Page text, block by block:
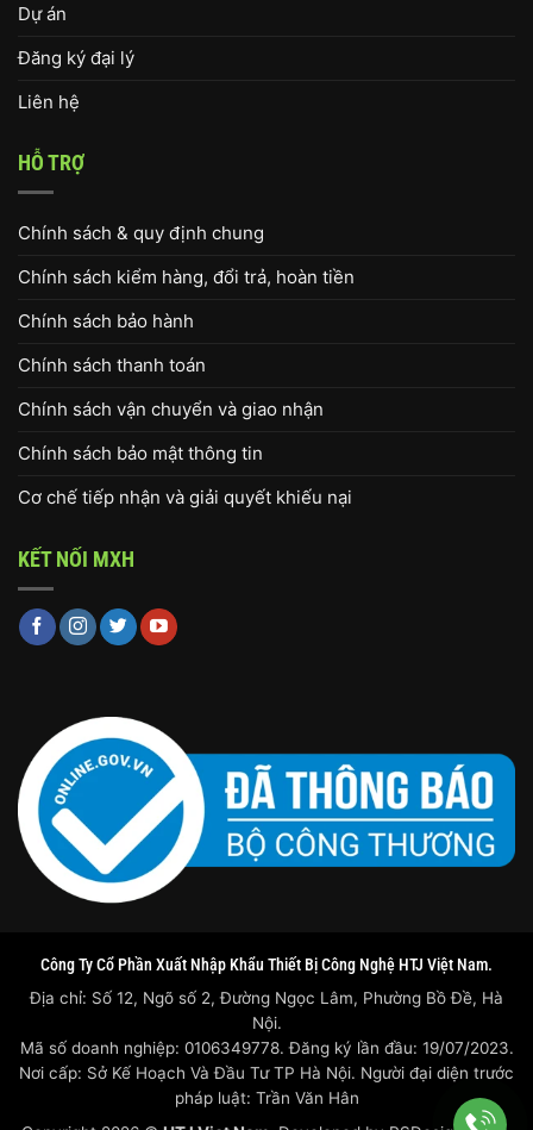
Dự án
Đăng ký đại lý
Liên hệ
HỖ TRỢ
Chính sách & quy định chung
Chính sách kiểm hàng, đổi trả, hoàn tiền
Chính sách bảo hành
Chính sách thanh toán
Chính sách vận chuyển và giao nhận
Chính sách bảo mật thông tin
Cơ chế tiếp nhận và giải quyết khiếu nại
KẾT NỐI MXH
Công Ty Cổ Phần Xuất Nhập Khẩu Thiết Bị Công Nghệ HTJ Việt Nam.
Địa chỉ: Số 12, Ngõ số 2, Đường Ngọc Lâm, Phường Bồ Đề, Hà
Nội.
Mã số doanh nghiệp: 0106349778. Đăng ký lần đầu: 19/07/2023.
Nơi cấp: Sở Kế Hoạch Và Đầu Tư TP Hà Nội. Người đại diện trước
pháp luật: Trần Văn Hân